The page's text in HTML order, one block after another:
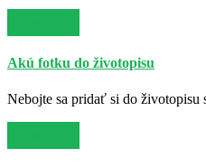
Akú fotku do životopisu
Nebojte sa pridať si do životopisu